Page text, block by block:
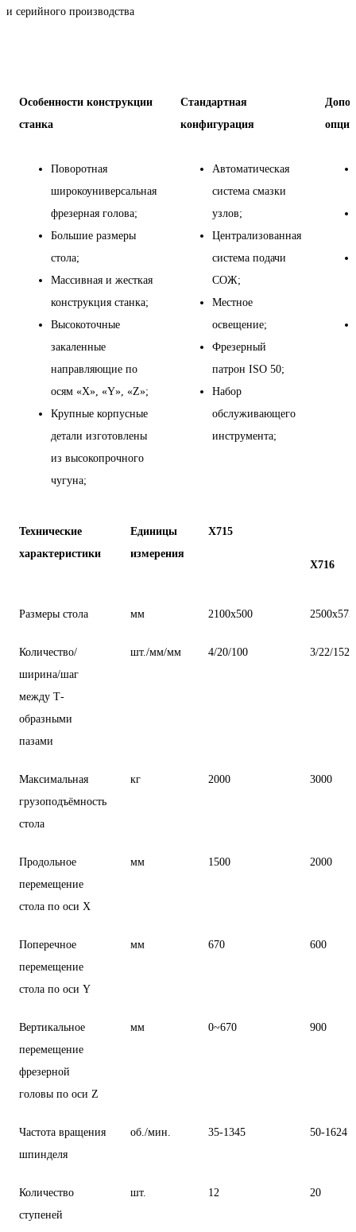
и серийного производства
Особенности конструкции
станка
Поворотная
широкоуниверсальная
фрезерная голова;
Большие размеры
стола;
Массивная и жесткая
конструкция станка;
Высокоточные
закаленные
направляющие по
осям «Х», «Y», «Z»;
Крупные корпусные
детали изготовлены
из высокопрочного
чугуна;
Стандартная
конфигурация
Автоматическая
система смазки
узлов;
Централизованная
система подачи
СОЖ;
Местное
освещение;
Фрезерный
патрон ISO 50;
Набор
обслуживающего
инструмента;
опции
Технические
характеристики
Единицы
измерения
X715
Х716
Размеры стола мм 2100х500 2500х575
Количество/
ширина/шаг
между Т-
образными
пазами
шт./мм/мм 4/20/100 3/22/152
Максимальная
грузоподъёмность
стола
кг 2000 3000
Продольное
перемещение
стола по оси Х
мм 1500 2000
Поперечное
перемещение
стола по оси Y
мм 670 600
Вертикальное
перемещение
фрезерной
головы по оси Z
мм 0~670 900
Частота вращения
шпинделя
об./мин. 35-1345 50-1624
Количество
ступеней
шт. 12 20